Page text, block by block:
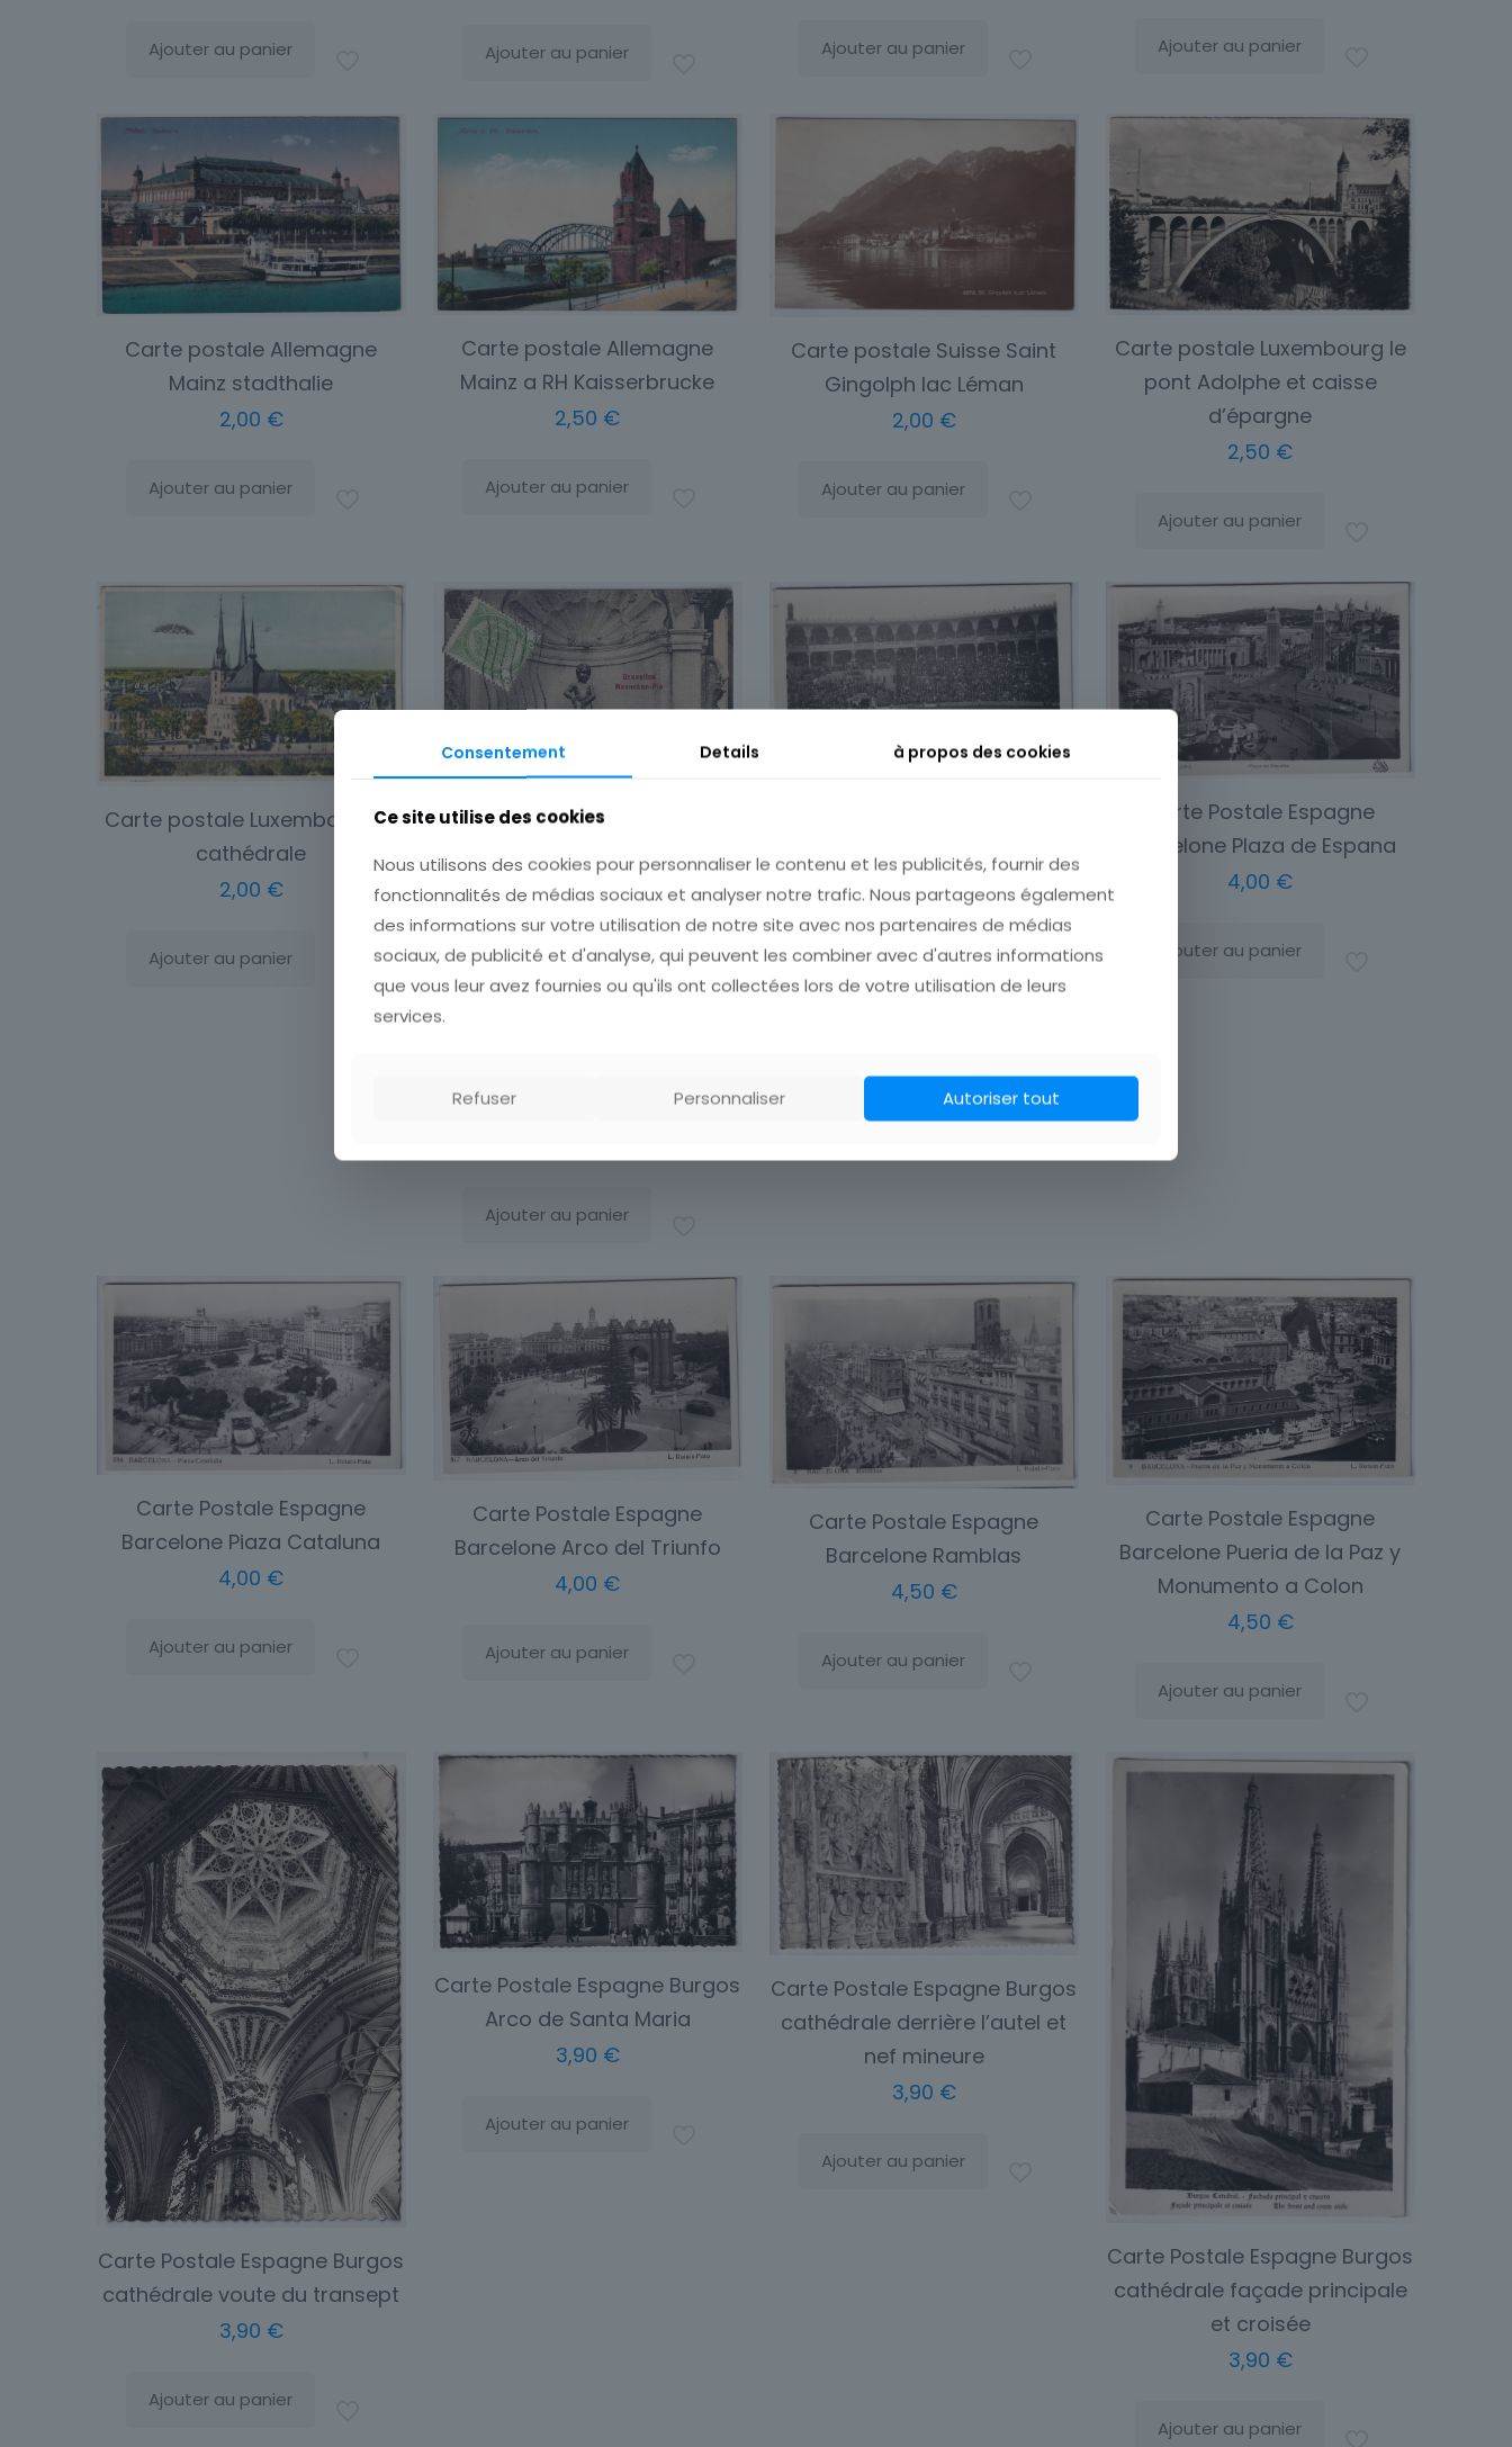
Ajouter au panier Ajouter au panier Ajouter au panier Ajouter au panier
Carte postale Allemagne
Mainz stadthalie
2,00 €
Ajouter au panier
Carte postale Allemagne
Mainz a RH Kaisserbrucke
2,50 €
Ajouter au panier
Carte postale Suisse Saint
Gingolph lac Léman
2,00 €
Ajouter au panier
Carte postale Luxembourg le
pont Adolphe et caisse
d’épargne
2,50 €
Ajouter au panier
Carte postale Luxembourg la
cathédrale
2,00 €
Ajouter au panier
Bruxelles Manneken-Pis
Ajouter au panier
Barcelone Plaza de Toros
interieure
4,50€
Ajouter au panier
Carte Postale Espagne
Barcelone Plaza de Espana
4,00 €
Ajouter au panier
Carte Postale Espagne
Barcelone Piaza Cataluna
4,00 €
Ajouter au panier
Carte Postale Espagne
Barcelone Arco del Triunfo
4,00 €
Ajouter au panier
Carte Postale Espagne
Barcelone Ramblas
4,50 €
Ajouter au panier
Carte Postale Espagne
Barcelone Pueria de la Paz y
Monumento a Colon
4,50 €
Ajouter au panier
Carte Postale Espagne Burgos
cathédrale voute du transept
3,90 €
Ajouter au panier
Carte Postale Espagne Burgos
Arco de Santa Maria
3,90 €
Ajouter au panier
Carte Postale Espagne Burgos
cathédrale derrière l’autel et
nef mineure
3,90 €
Ajouter au panier
Carte Postale Espagne Burgos
cathédrale façade principale
et croisée
3,90 €
Ajouter au panier
Consentement Details à propos des cookies
Ce site utilise des cookies
Nous utilisons des cookies pour personnaliser le contenu et les publicités, fournir des
fonctionnalités de médias sociaux et analyser notre trafic. Nous partageons également
des informations sur votre utilisation de notre site avec nos partenaires de médias
sociaux, de publicité et d'analyse, qui peuvent les combiner avec d'autres informations
que vous leur avez fournies ou qu'ils ont collectées lors de votre utilisation de leurs
services.
Refuser Personnaliser Autoriser tout